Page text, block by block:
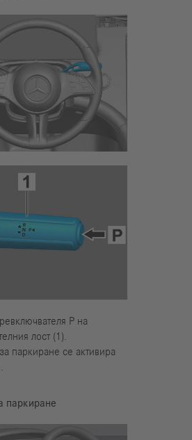
Р на
лост (1).
паркиране се активира
паркиране